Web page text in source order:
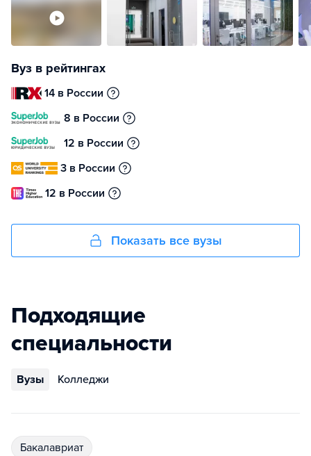
Вуз в рейтингах
14 в России
8 в России
12 в России
3 в России
12 в России
Показать все вузы
Подходящие
специальности
Вузы Колледжи
бакалавриат